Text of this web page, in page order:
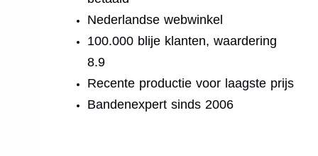
Nederlandse webwinkel
100.000 blije klanten, waardering
8.9
Recente productie voor laagste prijs
Bandenexpert sinds 2006